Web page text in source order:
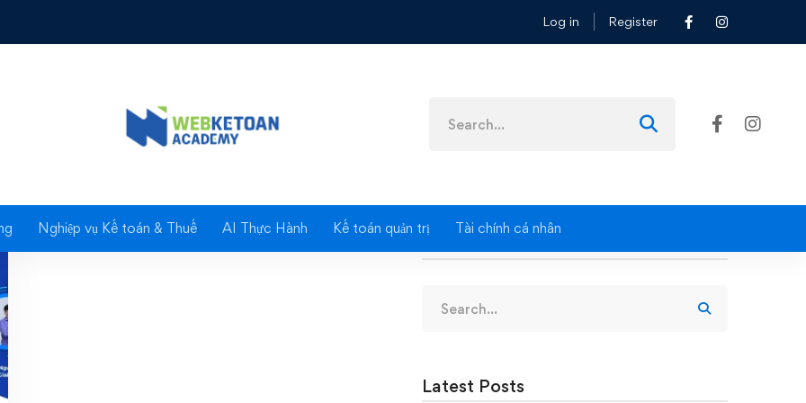
Log in Register
for:
Nghiệp vụ Kế toán & Thuế AI Thực Hành Kế toán quản trị Tài chính cá nhân
for:
Latest Posts